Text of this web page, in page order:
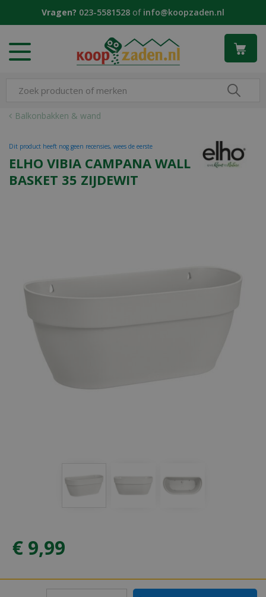
Balkonbakken & wand
Vragen? 023-5581528 of info@koopzaden.nl
ELHO VIBIA CAMPANA WALL
BASKET 35 ZIJDEWIT
Dit product heeft nog geen recensies, wees de eerste
€ 9,99